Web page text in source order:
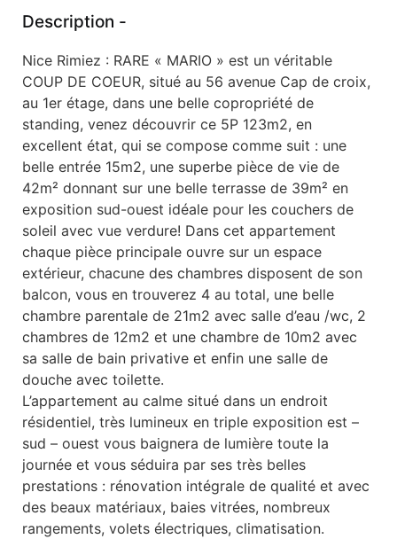
Description -
Nice Rimiez : RARE « MARIO » est un véritable
COUP DE COEUR, situé au 56 avenue Cap de croix,
au 1er étage, dans une belle copropriété de
standing, venez découvrir ce 5P 123m2, en
excellent état, qui se compose comme suit : une
belle entrée 15m2, une superbe pièce de vie de
42m² donnant sur une belle terrasse de 39m² en
exposition sud-ouest idéale pour les couchers de
soleil avec vue verdure! Dans cet appartement
chaque pièce principale ouvre sur un espace
extérieur, chacune des chambres disposent de son
balcon, vous en trouverez 4 au total, une belle
chambre parentale de 21m2 avec salle d’eau /wc, 2
chambres de 12m2 et une chambre de 10m2 avec
sa salle de bain privative et enfin une salle de
douche avec toilette.
L’appartement au calme situé dans un endroit
résidentiel, très lumineux en triple exposition est –
sud – ouest vous baignera de lumière toute la
journée et vous séduira par ses très belles
prestations : rénovation intégrale de qualité et avec
des beaux matériaux, baies vitrées, nombreux
rangements, volets électriques, climatisation.